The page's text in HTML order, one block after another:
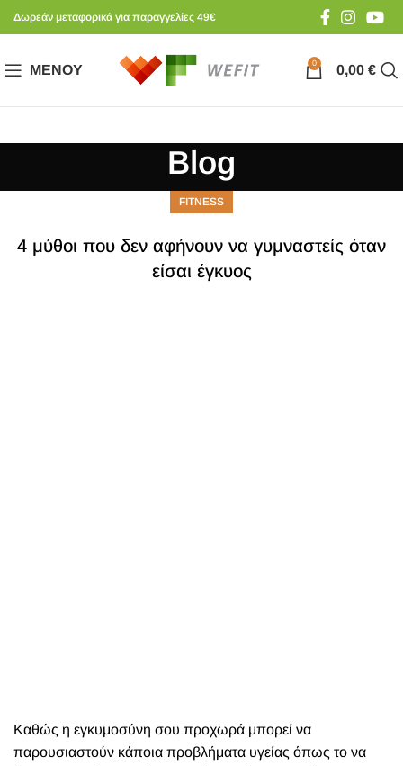
Δωρεάν μεταφορικά για παραγγελίες 49€
ΜΕΝΟΎ 0 0,00 €
Blog
FITNESS
4 μύθοι που δεν αφήνουν να γυμναστείς όταν
είσαι έγκυος
Καθώς η εγκυμοσύνη σου προχωρά μπορεί να
παρουσιαστούν κάποια προβλήματα υγείας όπως το να